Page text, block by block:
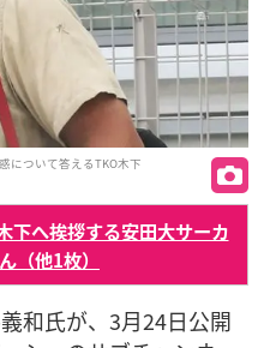
について答えるTKO木下
下へ挨拶する安田大サーカ
（他1枚）
和氏が、3月24日公開